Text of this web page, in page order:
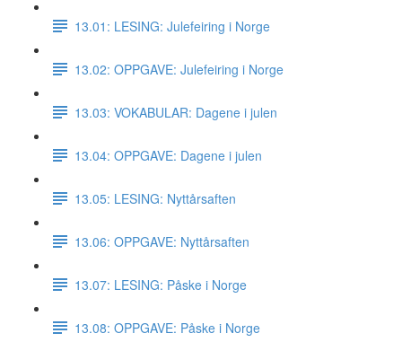
13.01: LESING: Julefeiring i Norge
13.02: OPPGAVE: Julefeiring i Norge
13.03: VOKABULAR: Dagene i julen
13.04: OPPGAVE: Dagene i julen
13.05: LESING: Nyttårsaften
13.06: OPPGAVE: Nyttårsaften
13.07: LESING: Påske i Norge
13.08: OPPGAVE: Påske i Norge